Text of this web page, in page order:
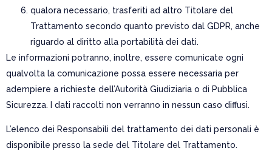
qualora necessario, trasferiti ad altro Titolare del
Trattamento secondo quanto previsto dal GDPR, anche
riguardo al diritto alla portabilità dei dati.
Le informazioni potranno, inoltre, essere comunicate ogni
qualvolta la comunicazione possa essere necessaria per
adempiere a richieste dell’Autorità Giudiziaria o di Pubblica
Sicurezza. I dati raccolti non verranno in nessun caso diffusi.
L’elenco dei Responsabili del trattamento dei dati personali è
disponibile presso la sede del Titolare del Trattamento.